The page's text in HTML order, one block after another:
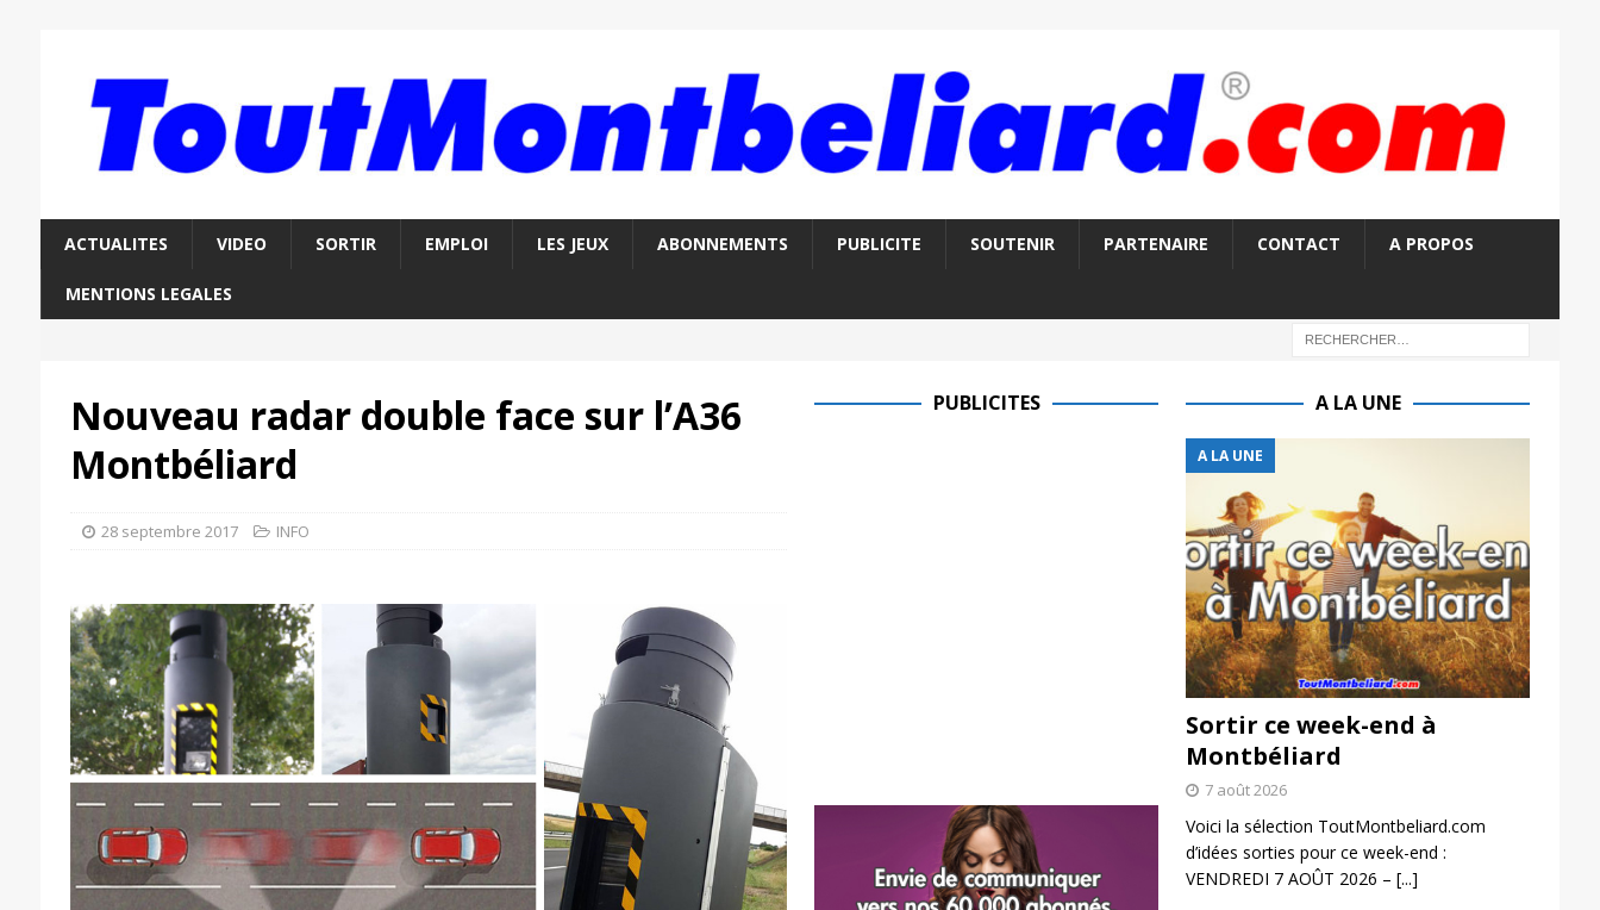
ACTUALITES VIDEO SORTIR EMPLOI LES JEUX ABONNEMENTS PUBLICITE SOUTENIR PARTENAIRE CONTACT A PROPOS
MENTIONS LEGALES
Nouveau radar double face sur l’A36
Montbéliard
28 septembre 2017 INFO
PUBLICITES A LA UNE
A LA UNE
Sortir ce week-end à
Montbéliard
7 août 2026
Voici la sélection ToutMontbeliard.com
d’idées sorties pour ce week-end :
VENDREDI 7 AOÛT 2026 – [...]